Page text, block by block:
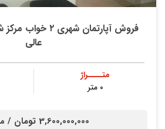
فروش آپارتمان
عالی
متــــراژ
۰ متر
3,600,000,000 تومان /